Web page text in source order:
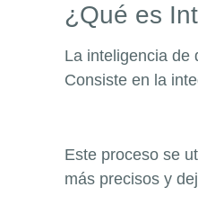
¿Qué es
La inteligencia de
Consiste en la
Este proceso se
más precisos y